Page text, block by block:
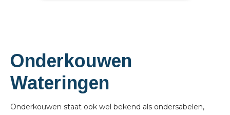
Onderkouwen
Wateringen
Onderkouwen staat ook wel bekend als ondersabelen,